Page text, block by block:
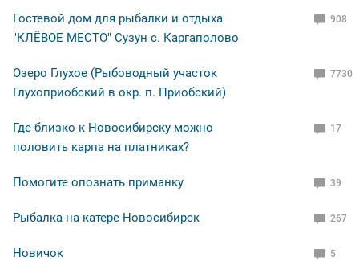
С уважением Шнивовод!🤝
Гостевой дом для рыбалки и отдыха
"КЛЁВОЕ МЕСТО" Сузун с. Каргаполово
908
Озеро Глухое (Рыбоводный участок
Глухоприобский в окр. п. Приобский)
7730
Где близко к Новосибирску можно
половить карпа на платниках?
17
Помогите опознать приманку 39
Рыбалка на катере Новосибирск 267
Новичок 5